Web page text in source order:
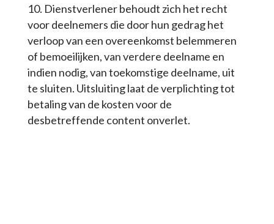
Dienstverlener behoudt zich het recht
voor deelnemers die door hun gedrag het
verloop van een overeenkomst belemmeren
of bemoeilijken, van verdere deelname en
indien nodig, van toekomstige deelname, uit
te sluiten. Uitsluiting laat de verplichting tot
betaling van de kosten voor de
desbetreffende content onverlet.